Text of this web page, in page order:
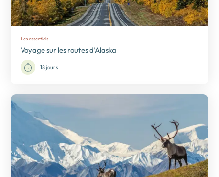
Les essentiels
Voyage sur les routes d’Alaska
18 jours